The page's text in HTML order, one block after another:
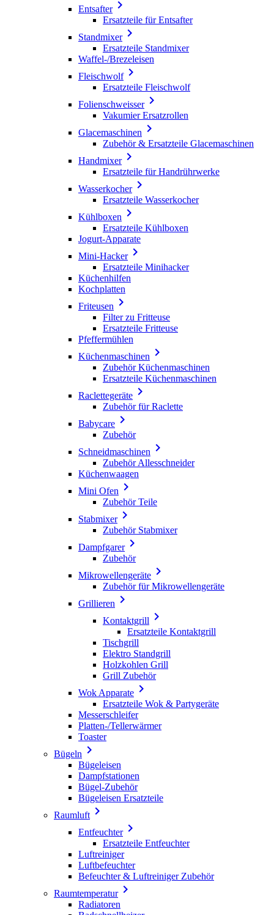
Entsafter
Ersatzteile für Entsafter
Standmixer
Ersatzteile Standmixer
Waffel-/Brezeleisen
Fleischwolf
Ersatzteile Fleischwolf
Folienschweisser
Vakumier Ersatzrollen
Glacemaschinen 
Zubehör & Ersatzteile Glacemaschinen
Handmixer
Ersatzteile für Handrührwerke
Wasserkocher
Ersatzteile Wasserkocher
Kühlboxen 
Ersatzteile Kühlboxen
Jogurt-Apparate
Mini-Hacker
Ersatzteile Minihacker
Küchenhilfen
Kochplatten
Friteusen 
Filter zu Fritteuse
Ersatzteile Fritteuse
Pfeffermühlen
Küchenmaschinen 
Zubehör Küchenmaschinen
Ersatzteile Küchenmaschinen
Raclettegeräte 
Zubehör für Raclette
Babycare 
Zubehör
Schneidmaschinen 
Zubehör Allesschneider
Küchenwaagen
Mini Ofen 
Zubehör Teile
Stabmixer
Zubehör Stabmixer
Dampfgarer
Zubehör
Mikrowellengeräte 
Zubehör für Mikrowellengeräte
Grillieren 
Kontaktgrill 
Ersatzteile Kontaktgrill
Tischgrill
Elektro Standgrill
Holzkohlen Grill
Grill Zubehör
Wok Apparate 
Ersatzteile Wok & Partygeräte
Messerschleifer
Platten-/Tellerwärmer
Toaster
Bügeln 
Bügeleisen
Dampfstationen
Bügel-Zubehör
Bügeleisen Ersatzteile
Raumluft 
Entfeuchter
Ersatzteile Entfeuchter
Luftreiniger
Luftbefeuchter
Befeuchter & Luftreiniger Zubehör
Raumtemperatur
Radiatoren